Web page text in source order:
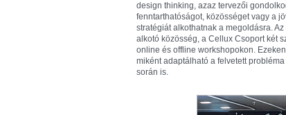
design thinking, azaz tervezői
fenntarthatóságot, közösséget vagy a
stratégiát alkothatnak a megoldásra.
alkotó közösség, a Cellux Csoport két
online és offline workshopokon.
miként adaptálható a felvetett
során is.